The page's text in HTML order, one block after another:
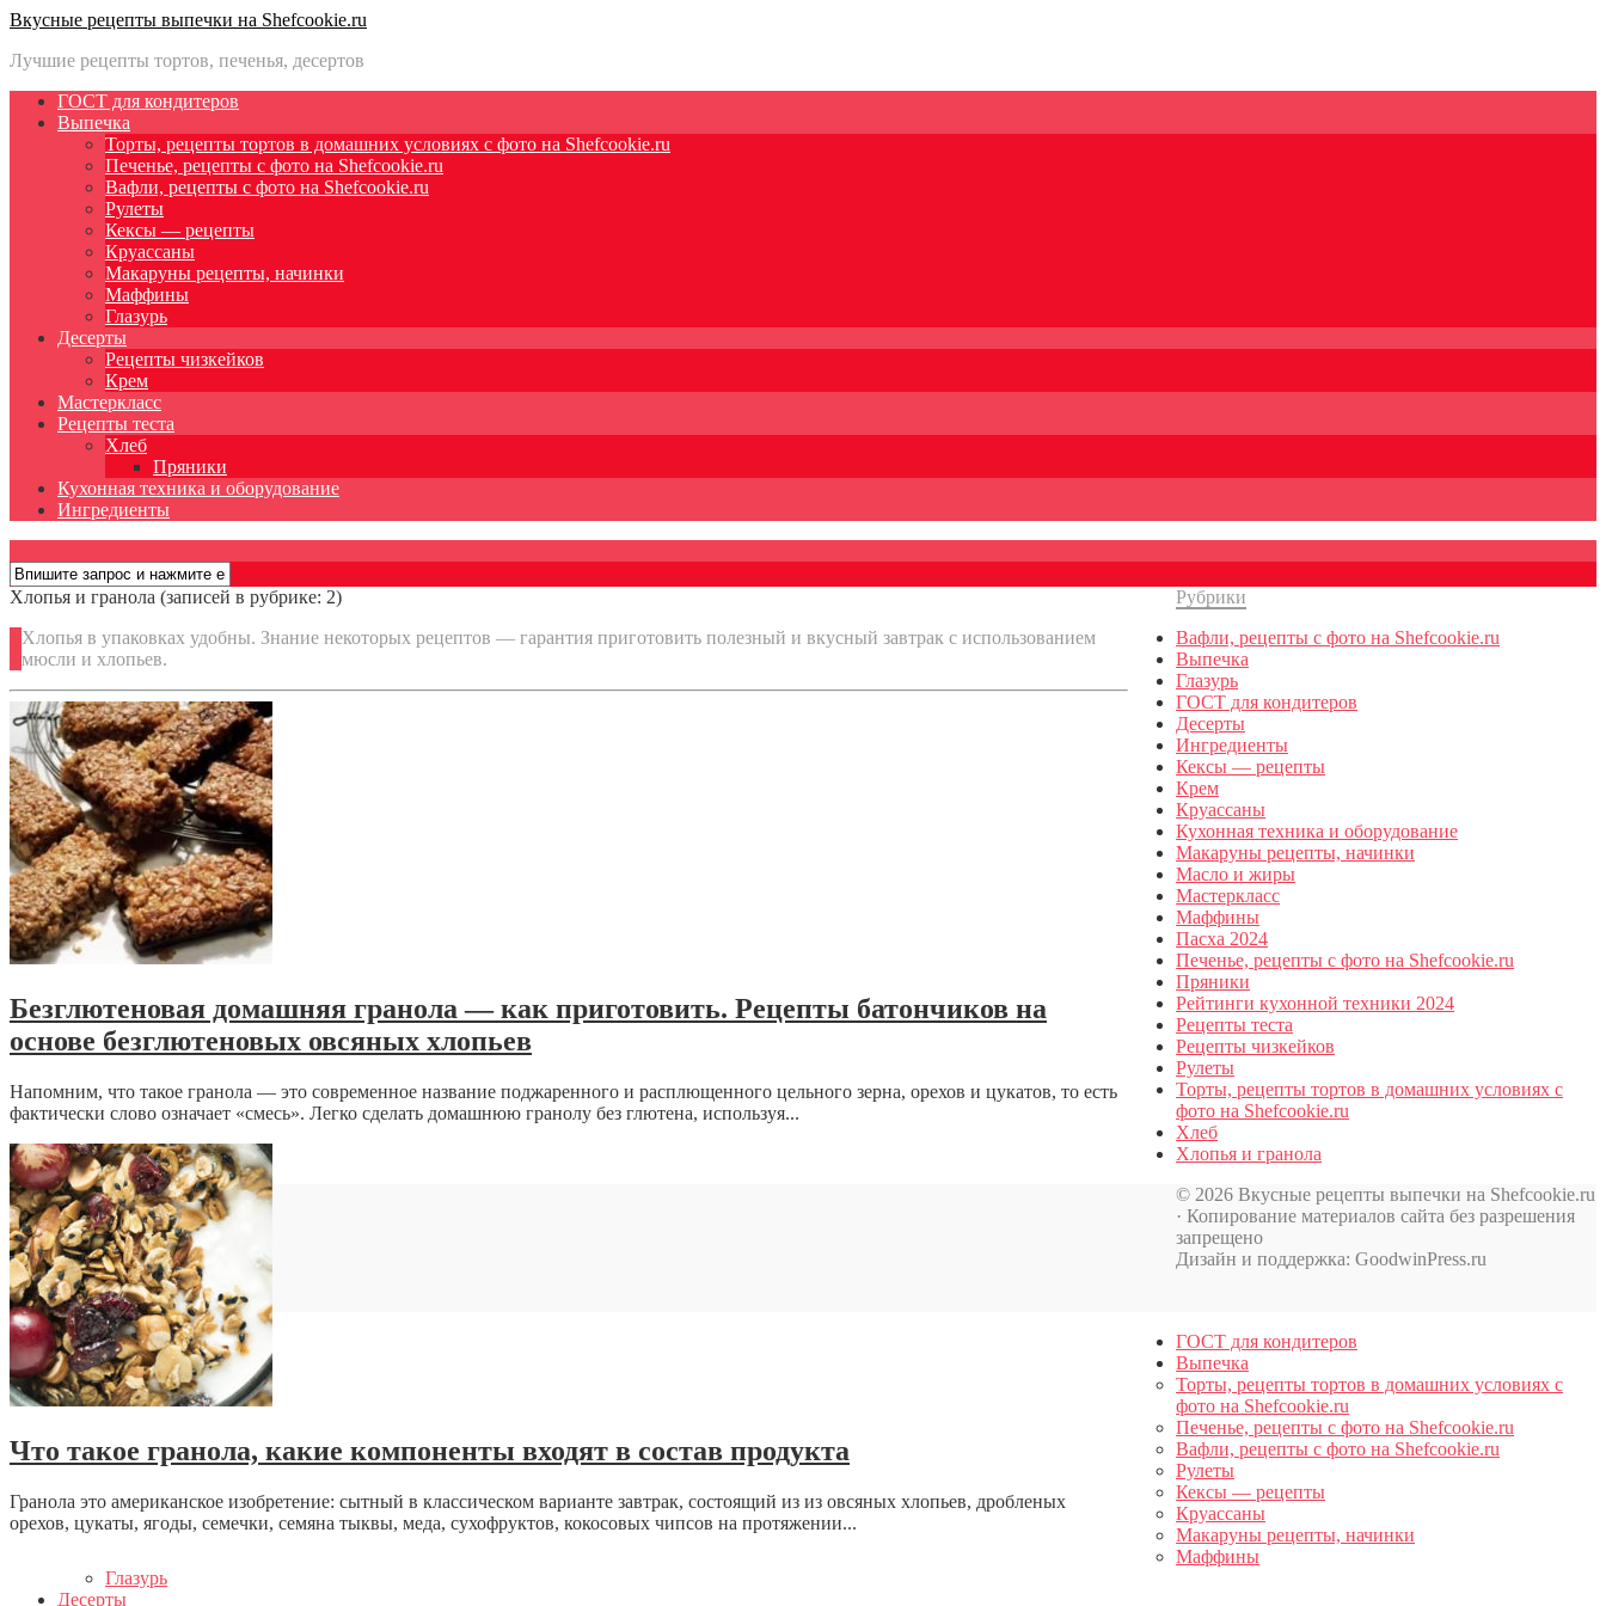
Вкусные рецепты выпечки на Shefcookie.ru
Лучшие рецепты тортов, печенья, десертов
ГОСТ для кондитеров
Выпечка
Торты, рецепты тортов в домашних условиях с фото на Shefcookie.ru
Печенье, рецепты с фото на Shefcookie.ru
Вафли, рецепты с фото на Shefcookie.ru
Рулеты
Кексы — рецепты
Круассаны
Макаруны рецепты, начинки
Маффины
Глазурь
Десерты
Рецепты чизкейков
Крем
Мастеркласс
Рецепты теста
Хлеб
Пряники
Кухонная техника и оборудование
Ингредиенты
Хлопья и гранола (записей в рубрике: 2)
Хлопья в упаковках удобны. Знание некоторых рецептов — гарантия приготовить полезный и вкусный завтрак с использованием
мюсли и хлопьев.
Безглютеновая домашняя гранола — как приготовить. Рецепты батончиков на
основе безглютеновых овсяных хлопьев
Напомним, что такое гранола — это современное название поджаренного и расплющенного цельного зерна, орехов и цукатов, то есть
фактически слово означает «смесь». Легко сделать домашнюю гранолу без глютена, используя...
Что такое гранола, какие компоненты входят в состав продукта
Гранола это американское изобретение: сытный в классическом варианте завтрак, состоящий из из овсяных хлопьев, дробленых
орехов, цукаты, ягоды, семечки, семяна тыквы, меда, сухофруктов, кокосовых чипсов на протяжении...
Рубрики
Вафли, рецепты с фото на Shefcookie.ru
Выпечка
Глазурь
ГОСТ для кондитеров
Десерты
Ингредиенты
Кексы — рецепты
Крем
Круассаны
Кухонная техника и оборудование
Макаруны рецепты, начинки
Масло и жиры
Мастеркласс
Маффины
Пасха 2024
Печенье, рецепты с фото на Shefcookie.ru
Пряники
Рейтинги кухонной техники 2024
Рецепты теста
Рецепты чизкейков
Рулеты
Торты, рецепты тортов в домашних условиях с
фото на Shefcookie.ru
Хлеб
Хлопья и гранола
© 2026 Вкусные рецепты выпечки на Shefcookie.ru
· Копирование материалов сайта без разрешения
запрещено
Дизайн и поддержка: GoodwinPress.ru
ГОСТ для кондитеров
Выпечка
Торты, рецепты тортов в домашних условиях с
фото на Shefcookie.ru
Печенье, рецепты с фото на Shefcookie.ru
Вафли, рецепты с фото на Shefcookie.ru
Рулеты
Кексы — рецепты
Круассаны
Макаруны рецепты, начинки
Маффины
Глазурь
Десерты